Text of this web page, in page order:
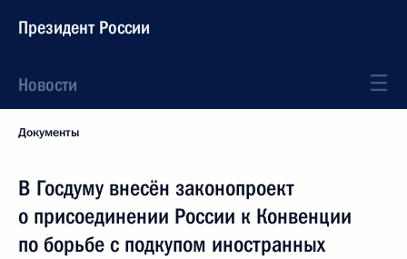
Президент России
Новости
Документы
В Госдуму внесён законопроект
о присоединении России к Конвенции
по борьбе с подкупом иностранных